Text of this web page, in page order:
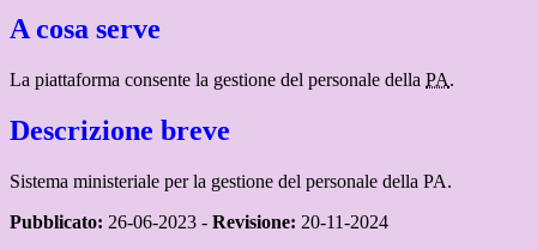
A cosa serve
La piattaforma consente la gestione del personale della PA.
Descrizione breve
Sistema ministeriale per la gestione del personale della PA.
Pubblicato: 26-06-2023 - Revisione: 20-11-2024